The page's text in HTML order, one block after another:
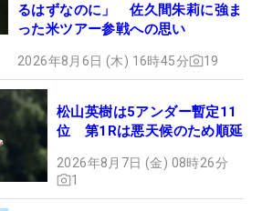
るはずなのに」 佐久間朱莉に強ま
った米ツアー参戦への思い
2026年8月6日 (木) 16時45分 19
松山英樹は5アンダー暫定11
位 第1Rは悪天候のため順延
2026年8月7日 (金) 08時26分
1